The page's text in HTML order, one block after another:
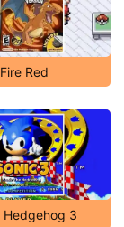
Red
Hedgehog 3